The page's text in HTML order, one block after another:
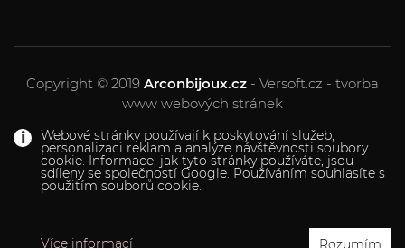
Webové stránky používají k poskytování služeb,
personalizaci reklam a analýze návštěvnosti soubory
cookie. Informace, jak tyto stránky používáte, jsou
sdíleny se společností Google. Používáním souhlasíte s
použitím souborů cookie.
Více informací Rozumím
Copyright © 2019 Arconbijoux.cz - Versoft.cz - tvorba
www webových stránek